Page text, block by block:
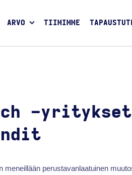
ARVO TIIMIMME
-
perustavanlaatuinen